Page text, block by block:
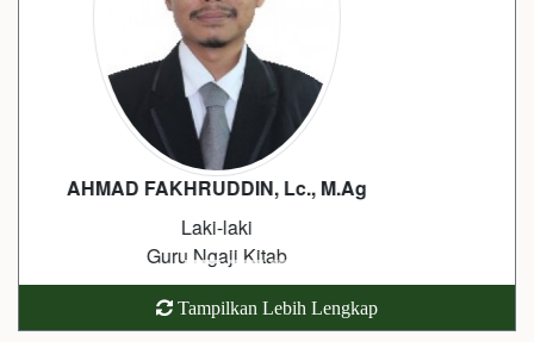
GUS UBAIDILLAH, S.Sos.
Laki-laki
Pengasuh Pondok
Tampilkan Lebih Lengkap